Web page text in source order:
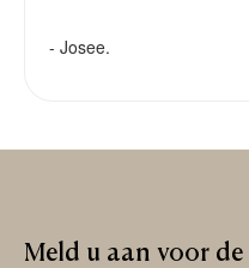
- Josee.
Meld u aan voor de